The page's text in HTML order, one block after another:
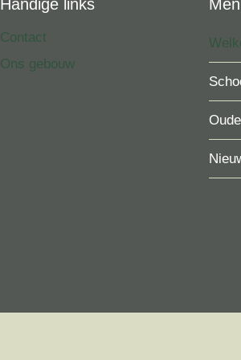
Handige links
Contact
Ons gebouw